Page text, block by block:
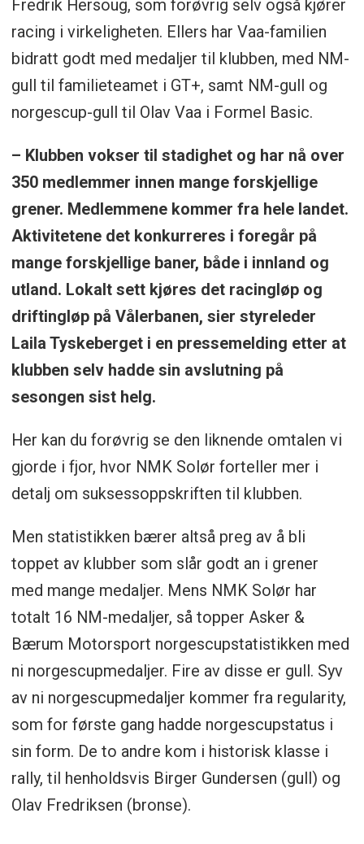
Fredrik Hersoug, som forøvrig selv også kjører
racing i virkeligheten. Ellers har Vaa-familien
bidratt godt med medaljer til klubben, med NM-
gull til familieteamet i GT+, samt NM-gull og
norgescup-gull til Olav Vaa i Formel Basic.
– Klubben vokser til stadighet og har nå over
350 medlemmer innen mange forskjellige
grener. Medlemmene kommer fra hele landet.
Aktivitetene det konkurreres i foregår på
mange forskjellige baner, både i innland og
utland. Lokalt sett kjøres det racingløp og
driftingløp på Vålerbanen, sier styreleder
Laila Tyskeberget i en pressemelding etter at
klubben selv hadde sin avslutning på
sesongen sist helg.
Her kan du forøvrig se den liknende omtalen vi
gjorde i fjor, hvor NMK Solør forteller mer i
detalj om suksessoppskriften til klubben.
Men statistikken bærer altså preg av å bli
toppet av klubber som slår godt an i grener
med mange medaljer. Mens NMK Solør har
totalt 16 NM-medaljer, så topper Asker &
Bærum Motorsport norgescupstatistikken med
ni norgescupmedaljer. Fire av disse er gull. Syv
av ni norgescupmedaljer kommer fra regularity,
som for første gang hadde norgescupstatus i
sin form. De to andre kom i historisk klasse i
rally, til henholdsvis Birger Gundersen (gull) og
Olav Fredriksen (bronse).